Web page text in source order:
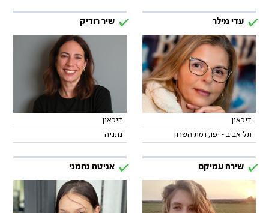
עדי מילר
דיכאון
תל אביב - יפו, רמת השרון
שיר רודיק
דיכאון
נתניה
שירה עמיקם אניטה נחמני